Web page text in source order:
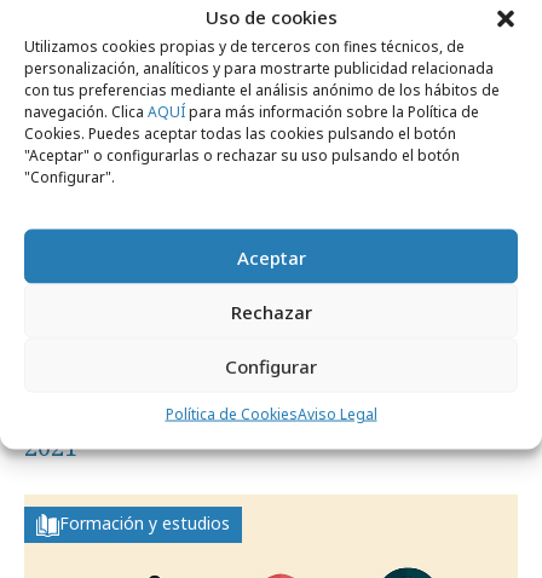
Uso de cookies
Utilizamos cookies propias y de terceros con fines técnicos, de
personalización, analíticos y para mostrarte publicidad relacionada
con tus preferencias mediante el análisis anónimo de los hábitos de
navegación. Clica AQUÍpara más información sobre la Política de
Cookies. Puedes aceptar todas las cookies pulsando el botón
"Aceptar" o configurarlas o rechazar su uso pulsando el botón
"Configurar".
Aceptar
Rechazar
Configurar
Política de CookiesAviso Legal
Formación y estudios
Estrategias clave de marketing móvil para
2021
Formación y estudios